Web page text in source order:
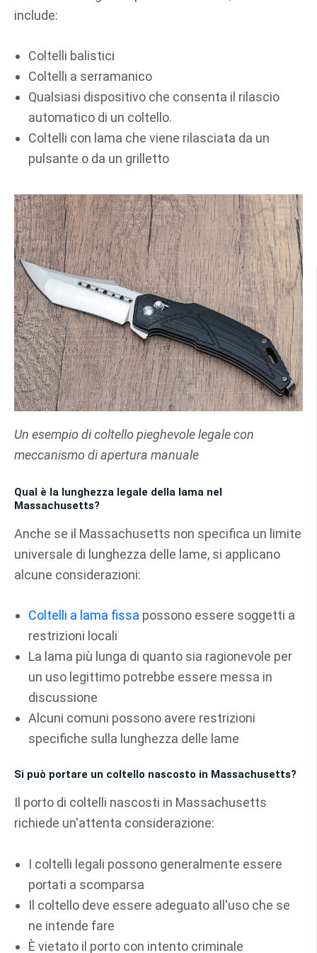
include:
Coltelli balistici
Coltelli a serramanico
Qualsiasi dispositivo che consenta il rilascio
automatico di un coltello.
Coltelli con lama che viene rilasciata da un
pulsante o da un grilletto
Un esempio di coltello pieghevole legale con
meccanismo di apertura manuale
Qual è la lunghezza legale della lama nel
Massachusetts?
Anche se il Massachusetts non specifica un limite
universale di lunghezza delle lame, si applicano
alcune considerazioni:
Coltelli a lama fissa possono essere soggetti a
restrizioni locali
La lama più lunga di quanto sia ragionevole per
un uso legittimo potrebbe essere messa in
discussione
Alcuni comuni possono avere restrizioni
specifiche sulla lunghezza delle lame
Si può portare un coltello nascosto in Massachusetts?
Il porto di coltelli nascosti in Massachusetts
richiede un'attenta considerazione:
I coltelli legali possono generalmente essere
portati a scomparsa
Il coltello deve essere adeguato all'uso che se
ne intende fare
È vietato il porto con intento criminale